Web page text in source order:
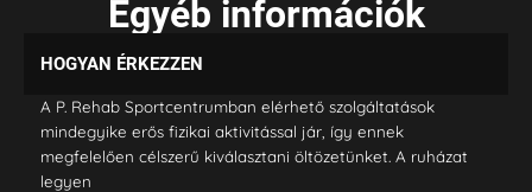
Egyéb információk
HOGYAN ÉRKEZZEN
A P. Rehab Sportcentrumban elérhető szolgáltatások
mindegyike erős fizikai aktivitással jár, így ennek
megfelelően célszerű kiválasztani öltözetünket. A ruházat
legyen